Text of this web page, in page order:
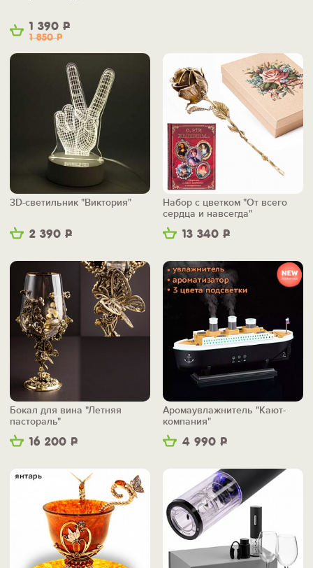
1 390 Р
1 850Р
2 390 Р
3D-светильник "Виктория"
13 340 Р
Набор с цветком "От всего
сердца и навсегда"
16 200 Р
Бокал для вина "Летняя
пастораль"
4 990 Р
Аромаувлажнитель "Кают-
компания"